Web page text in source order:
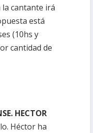
cantante irá
está
(10hs y
cantidad de
HECTOR
Héctor ha